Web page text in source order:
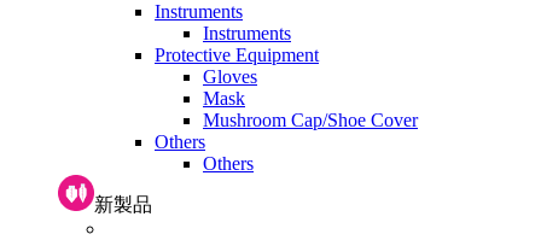
Instruments
Instruments
Protective Equipment
Gloves
Mask
Mushroom Cap/Shoe Cover
Others
Others
新製品